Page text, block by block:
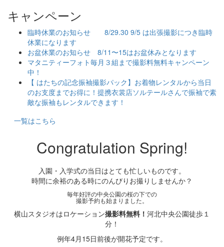
キャンペーン
臨時休業のお知らせ 8/29.30 9/5 は出張撮影につき臨時
休業になります
お盆休業のお知らせ 8/11〜15はお盆休みとなります
マタニティーフォト毎月３組まで撮影料無料キャンペーン
中！
【 はたちの記念振袖撮影パック】お着物レンタルから当日
のお支度までお得に！提携衣裳店ソルテールさんで振袖で素
敵な振袖もレンタルできます！
一覧はこちら
Congratulation Spring!
入園・入学式の当日はとても忙しいものです。
時間に余裕のある時にのんびりお撮りしませんか？
毎年好評の中央公園の桜の下での
撮影予約も始まりました。
横山スタジオはロケーション撮影料無料！ 河北中央公園徒歩１
分！
例年4月15日前後が開花予定です。